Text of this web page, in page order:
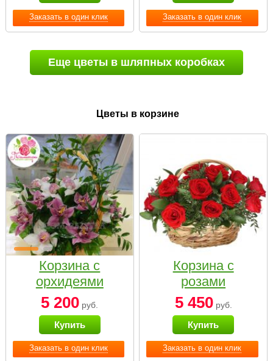
Заказать в один клик Заказать в один клик
Еще цветы в шляпных коробках
Цветы в корзине
Заказать в один клик
Корзина с
орхидеями
малая
5 200 руб.
Купить
Заказать в один клик
Корзина с
розами
«Красный
Париж»
5 450руб.
Купить